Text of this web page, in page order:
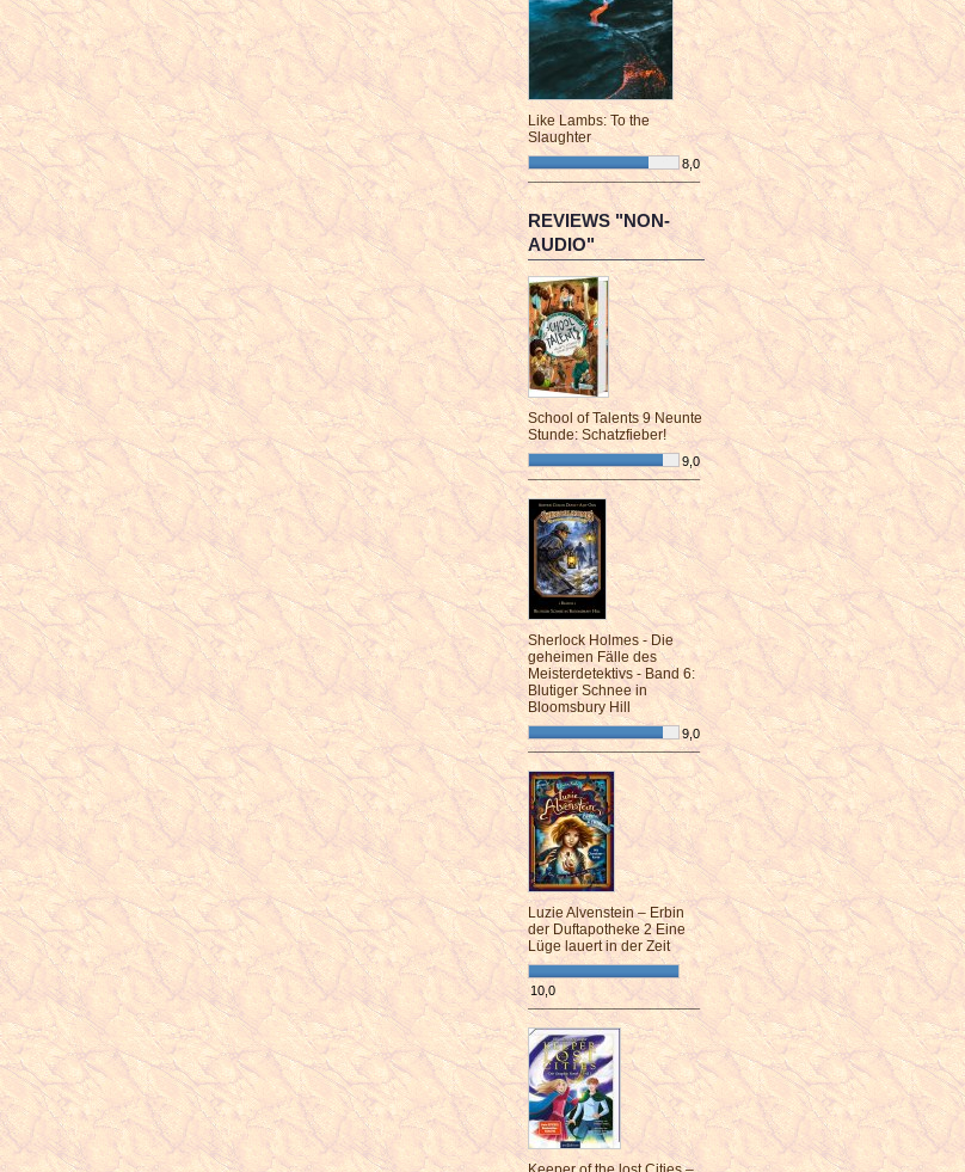
Like Lambs: To the
Slaughter
8,0
¯¯¯¯¯¯¯¯¯¯¯¯¯¯¯¯¯¯¯¯¯¯¯¯
REVIEWS "NON-
AUDIO"
School of Talents 9 Neunte
Stunde: Schatzfieber!
9,0
¯¯¯¯¯¯¯¯¯¯¯¯¯¯¯¯¯¯¯¯¯¯¯¯
Sherlock Holmes - Die
geheimen Fälle des
Meisterdetektivs - Band 6:
Blutiger Schnee in
Bloomsbury Hill
9,0
¯¯¯¯¯¯¯¯¯¯¯¯¯¯¯¯¯¯¯¯¯¯¯¯
Luzie Alvenstein – Erbin
der Duftapotheke 2 Eine
Lüge lauert in der Zeit
10,0
¯¯¯¯¯¯¯¯¯¯¯¯¯¯¯¯¯¯¯¯¯¯¯¯